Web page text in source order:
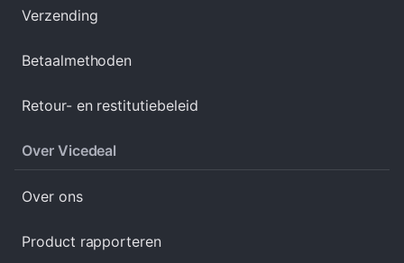
Verzending
Betaalmethoden
Retour- en restitutiebeleid
Over Vicedeal
Over ons
Product rapporteren